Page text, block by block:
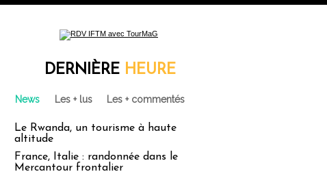
DERNIÈRE HEURE
News Les + lus Les + commentés
Le Rwanda, un tourisme à haute
altitude
France, Italie : randonnée dans le
Mercantour frontalier